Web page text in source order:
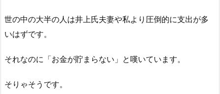
世の中の大半の人は井上氏夫妻や私より圧倒的に支出が多
いはずです。
それなのに「お金が貯まらない」と嘆いています。
そりゃそうです。